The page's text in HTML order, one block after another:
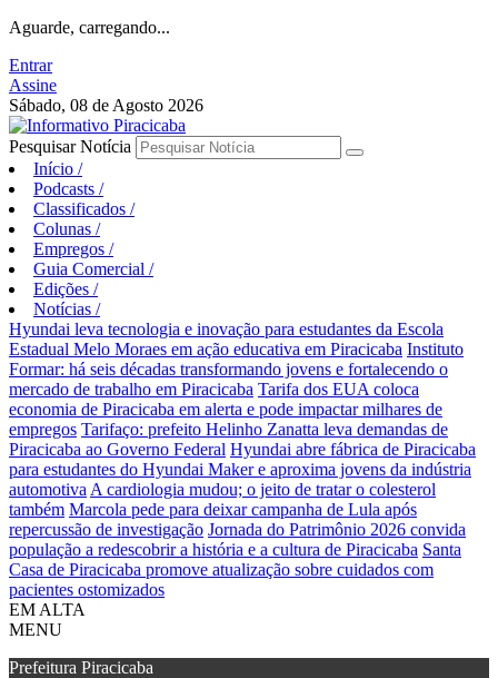
Aguarde, carregando...
Entrar
Assine
Sábado, 08 de Agosto 2026
Pesquisar Notícia
Início /
Podcasts /
Classificados /
Colunas /
Empregos /
Guia Comercial /
Edições /
Notícias /
Hyundai leva tecnologia e inovação para estudantes da Escola
Estadual Melo Moraes em ação educativa em Piracicaba Instituto
Formar: há seis décadas transformando jovens e fortalecendo o
mercado de trabalho em Piracicaba Tarifa dos EUA coloca
economia de Piracicaba em alerta e pode impactar milhares de
empregos Tarifaço: prefeito Helinho Zanatta leva demandas de
Piracicaba ao Governo Federal Hyundai abre fábrica de Piracicaba
para estudantes do Hyundai Maker e aproxima jovens da indústria
automotiva A cardiologia mudou; o jeito de tratar o colesterol
também Marcola pede para deixar campanha de Lula após
repercussão de investigação Jornada do Patrimônio 2026 convida
população a redescobrir a história e a cultura de Piracicaba Santa
Casa de Piracicaba promove atualização sobre cuidados com
pacientes ostomizados
EM ALTA
MENU
Prefeitura Piracicaba